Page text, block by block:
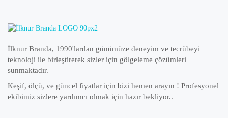
İlknur Branda, 1990'lardan günümüze deneyim ve tecrübeyi
teknoloji ile birleştirerek sizler için gölgeleme çözümleri
sunmaktadır.
Keşif, ölçü, ve güncel fiyatlar için bizi hemen arayın ! Profesyonel
ekibimiz sizlere yardımcı olmak için hazır bekliyor..